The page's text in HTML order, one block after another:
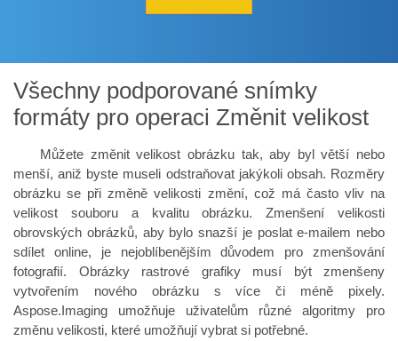
Všechny podporované snímky
formáty pro operaci Změnit velikost
Můžete změnit velikost obrázku tak, aby byl větší nebo
menší, aniž byste museli odstraňovat jakýkoli obsah. Rozměry
obrázku se při změně velikosti změní, což má často vliv na
velikost souboru a kvalitu obrázku. Zmenšení velikosti
obrovských obrázků, aby bylo snazší je poslat e-mailem nebo
sdílet online, je nejoblíbenějším důvodem pro zmenšování
fotografií. Obrázky rastrové grafiky musí být zmenšeny
vytvořením nového obrázku s více či méně pixely.
Aspose.Imaging umožňuje uživatelům různé algoritmy pro
změnu velikosti, které umožňují vybrat si potřebné.